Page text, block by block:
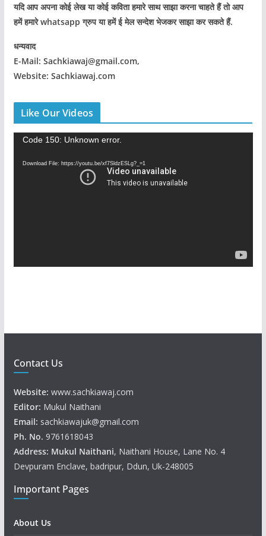
यदि आप अपना कोई लेख या कोई कविता हमारे साथ साझा करना चाहते हैं तो आप
हमें हमारे whatsapp ग्रुप या हमें ई मेल सन्देश भेजकर साझा कर सकते हैं.
धन्यवाद
E-Mail: Sachkiawaj@gmail.com,
Website: Sachkiawaj.com
Like Our Videos
Code 150: Unknown error.
Download File: https://youtu.be/xf7SldzESLg?_=1
Contact Us
Website: www.sachkiawaj.com
Editor: Mukul Naithani
Email: sachkiawajuk@gmail.com
Ph. No. 9761618043
Address: Mukul Naithani, Naithani House, Lane No. 4
Devpuram Enclave, badripur, Ddun, Uk-248005
Important Pages
About Us